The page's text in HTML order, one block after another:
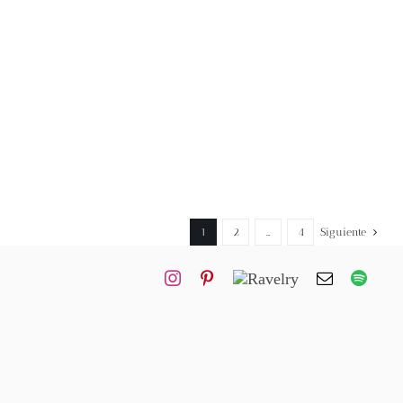
1 2 4 Siguiente